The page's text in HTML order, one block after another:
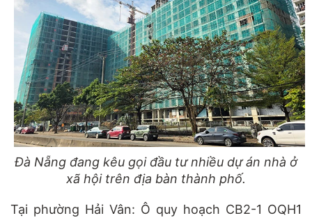
Đà Nẵng đang kêu gọi đầu tư nhiều dự án nhà ở
xã hội trên địa bàn thành phố.
Tại phường Hải Vân: Ô quy hoạch CB2-1 OQH1